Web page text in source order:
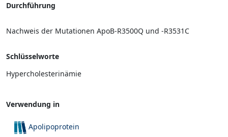
Durchführung
Nachweis der Mutationen ApoB-R3500Q und -R3531C
Schlüsselworte
Hypercholesterinämie
Verwendung in
Apolipoprotein